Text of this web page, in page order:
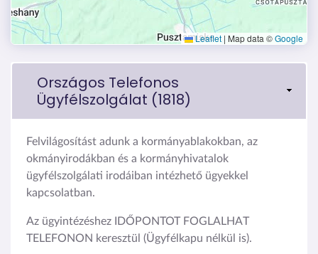
Leaflet | Map data ©Google
Országos Telefonos
Ügyfélszolgálat (1818)
Felvilágosítást adunk a kormányablakokban, az
okmányirodákban és a kormányhivatalok
ügyfélszolgálati irodáiban intézhető ügyekkel
kapcsolatban.
Az ügyintézéshez IDŐPONTOT FOGLALHAT
TELEFONON keresztül (Ügyfélkapu nélkül is).